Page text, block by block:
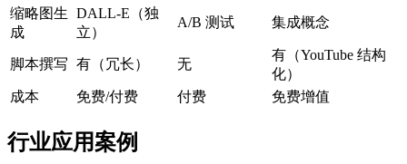
缩略图生
成
DALL-E（独
立）
A/B 测试 集成概念
脚本撰写 有（冗长） 无
有（YouTube 结构
化）
成本
免费/付费 付费 免费增值
行业应用案例